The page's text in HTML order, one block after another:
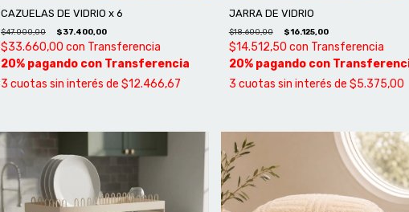
CAZUELAS DE VIDRIO x 6
$47.000,00 $37.400,00
$33.660,00 con Transferencia
3 cuotas sin interés de $12.466,67
JARRA DE VIDRIO
$18.600,00 $16.125,00
$14.512,50 con Transferencia
3 cuotas sin interés de $5.375,00